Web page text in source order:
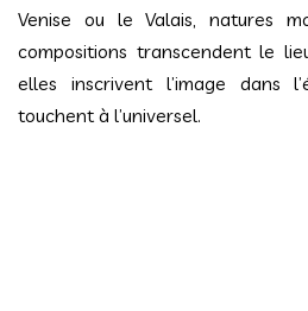
Venise ou le Valais, natures
compositions transcendent le
elles inscrivent l’image dans
touchent à l’universel.